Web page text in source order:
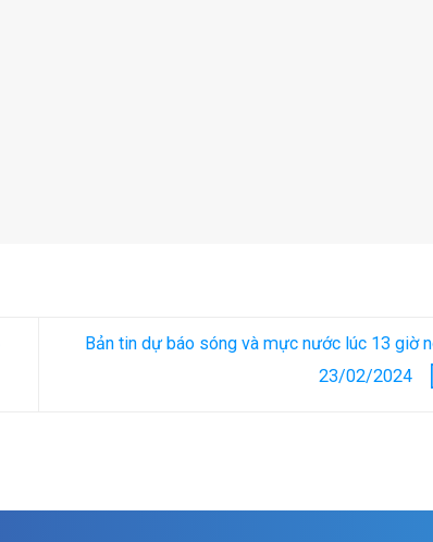
Bản tin dự báo sóng và mực nước lúc 13 giờ
23/02/2024